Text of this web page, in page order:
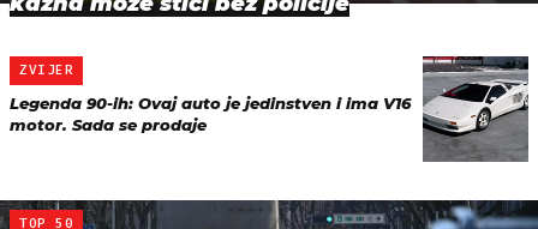
ZVIJER
Legenda 90-ih: Ovaj auto je jedinstven i ima V16
motor. Sada se prodaje
TOP 50